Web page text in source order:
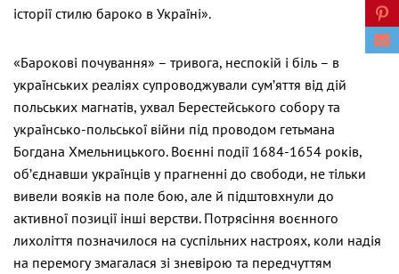
історії стилю бароко в Україні».
«Барокові почування» – тривога, неспокій і біль – в
українських реаліях супроводжували сум’яття від дій
польських магнатів, ухвал Берестейського собору та
українсько-польської війни під проводом гетьмана
Богдана Хмельницького. Воєнні події 1684-1654 років,
об’єднавши українців у прагненні до свободи, не тільки
вивели вояків на поле бою, але й підштовхнули до
активної позиції інші верстви. Потрясіння воєнного
лихоліття позначилося на суспільних настроях, коли надія
на перемогу змагалася зі зневірою та передчуттям